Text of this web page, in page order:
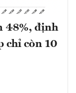
48%, định
chỉ còn 10